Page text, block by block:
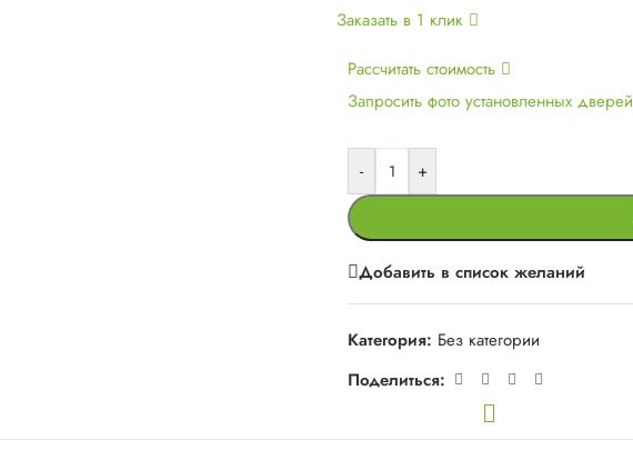
Заказать в 1 клик
Рассчитать стоимость
Запросить фото установленных дверей
- +
Добавить в список желаний
Категория: Без категории
Поделиться: